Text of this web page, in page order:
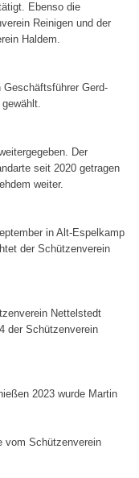
Ebenso die
Reinigen und der
Haldem.
Geschäftsführer Gerd-
Der
seit 2020 getragen
weiter.
in Alt-Espelkamp
der Schützenverein
Nettelstedt
der Schützenverein
2023 wurde Martin
vom Schützenverein